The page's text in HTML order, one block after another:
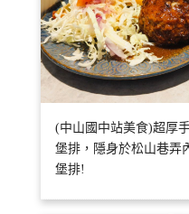
(中山國中站美食)超厚
堡排，隱身於松山巷弄
堡排!